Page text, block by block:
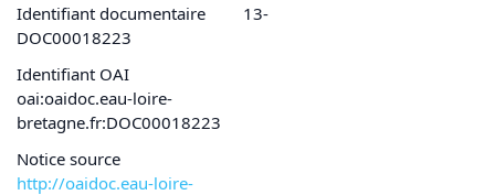
Identifiant documentaire
13-
DOC00018223
Identifiant OAI
oai:oaidoc.eau-loire-
bretagne.fr:DOC00018223
Notice source
http://oaidoc.eau-loire-